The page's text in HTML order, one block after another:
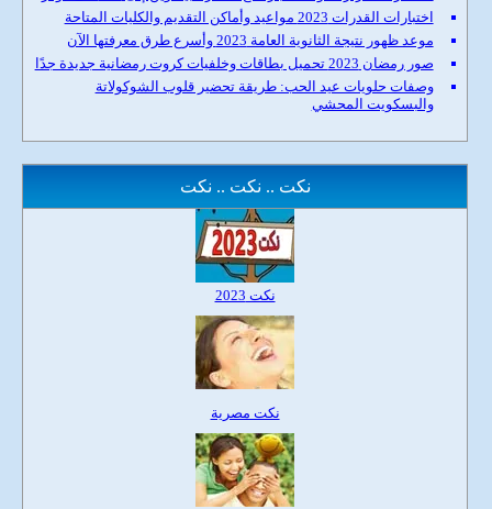
اختبارات القدرات 2023 مواعيد وأماكن التقديم والكليات المتاحة
موعد ظهور نتيجة الثانوية العامة 2023 وأسرع طرق معرفتها الآن
صور رمضان 2023 تحميل بطاقات وخلفيات كروت رمضانية جديدة جدًا
وصفات حلويات عيد الحب: طريقة تحضير قلوب الشوكولاتة
والبسكويت المحشي
نكت .. نكت .. نكت
نكت 2023
نكت مصرية